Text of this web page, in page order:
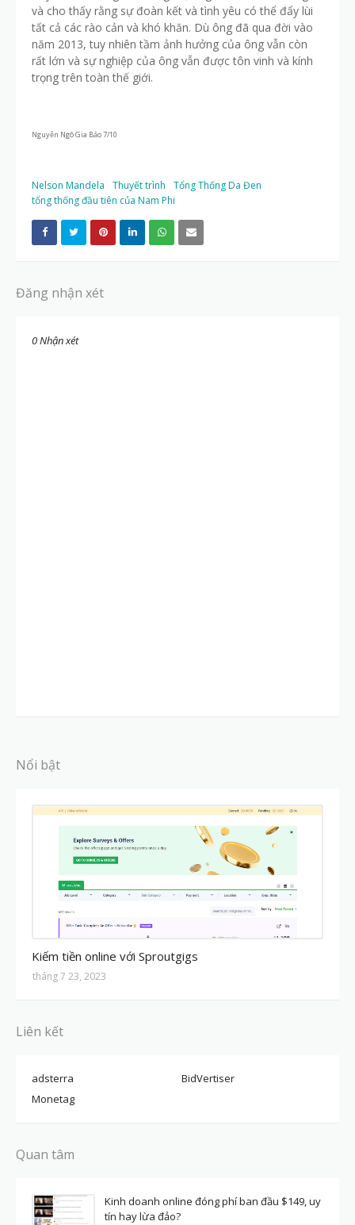
và cho thấy rằng sự đoàn kết và tình yêu có thể đẩy lùi
tất cả các rào cản và khó khăn. Dù ông đã qua đời vào
năm 2013, tuy nhiên tầm ảnh hưởng của ông vẫn còn
rất lớn và sự nghiệp của ông vẫn được tôn vinh và kính
trọng trên toàn thế giới.
Nguyễn Ngô Gia Bảo 7/10
Nelson Mandela Thuyết trình
Tổng Thống Da Đen
tổng thống đầu tiên của Nam Phi
Đăng nhận xét
0 Nhận xét
Nổi bật
Kiếm tiền online với Sproutgigs
tháng 7 23, 2023
Liên kết
adsterra
BidVertiser
Monetag
Quan tâm
Kinh doanh online đóng phí ban đầu $149, uy
tín hay lừa đảo?